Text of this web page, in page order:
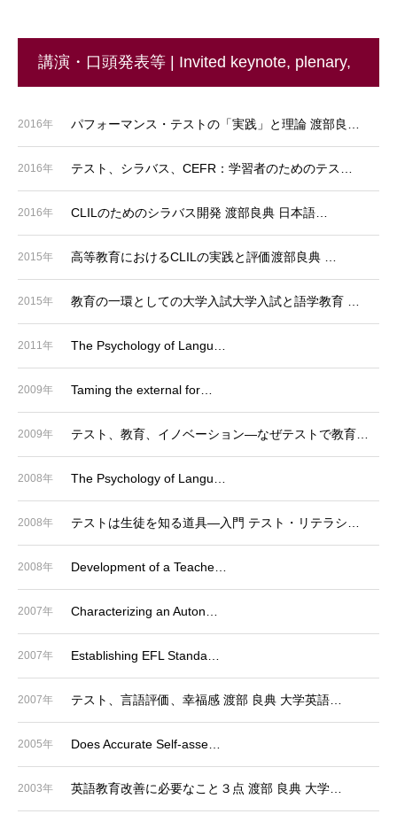
講演・口頭発表等 | Invited keynote, plenary,
パフォーマンス・テストの「実践」と理論 渡部良…
2016年
テスト、シラバス、CEFR：学習者のためのテス…
2016年
CLILのためのシラバス開発 渡部良典 日本語…
2016年
高等教育におけるCLILの実践と評価渡部良典 …
2015年
教育の一環としての大学入試大学入試と語学教育 …
2015年
The Psychology of Langu…
2011年
Taming the external for…
2009年
テスト、教育、イノベーション―なぜテストで教育…
2009年
The Psychology of Langu…
2008年
テストは生徒を知る道具―入門 テスト・リテラシ…
2008年
Development of a Teache…
2008年
Characterizing an Auton…
2007年
Establishing EFL Standa…
2007年
テスト、言語評価、幸福感 渡部 良典 大学英語…
2007年
Does Accurate Self-asse…
2005年
英語教育改善に必要なこと３点 渡部 良典 大学…
2003年